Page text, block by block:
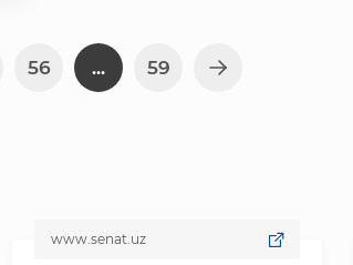
56 ... 59
www.senat.uz